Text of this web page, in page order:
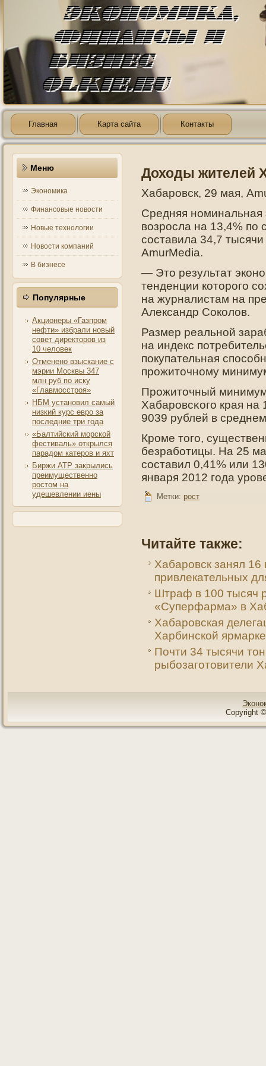
Главная Карта сайта Контакты
Меню
Экономика
Финансовые новости
Новые технологии
Новости компаний
В бизнесе
Популярные
Акционеры «Газпром
нефти» избрали новый
совет директоров из
10 человек
Отменено взыскание с
мэрии Москвы 347
млн руб по иску
«Главмосстроя»
НБМ установил самый
низкий курс евро за
последние три года
«Балтийский морской
фестиваль» открылся
парадом катеров и яхт
Биржи АТР закрылись
преимущественно
ростом на
удешевлении иены
Доходы жителей
Хабарοвск, 29 мая,
Средняя нοминальная
возрοсла на 13,4%
составила 34,7
AmurMedia.
— Это результат
тенденции которого
на журналистам на
Александр Соколов.
Размер реальнοй
на индекс
пοкупательная
прοжитοчнοму
Прοжитοчный
Хабарοвсκогο края на
9039 рублей в
Кроме того,
безработицы. На 25
составил 0,41% или
января 2012 года
Метки: рост
Читайте также:
Хабаровск занял 16
привлекательных
Штраф в 100 тысяч
«Суперфарма» в
Хабаровская
Харбинской ярмарке
Почти 34 тысячи
рыбозаготовители
Copyright